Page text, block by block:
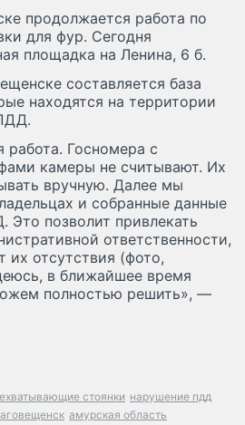
продолжается работа по
для фур. Сегодня
площадка на Ленина, 6 б.
составляется база
находятся на территории
работа. Госномера с
камеры не считывают. Их
вручную. Далее мы
и собранные данные
Это позволит привлекать
ответственности,
их отсутствия (фото,
в ближайшее время
полностью решить», —
стоянки нарушение пдд
амурская область